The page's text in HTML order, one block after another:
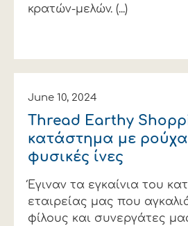
κρατών-μελών. (...)
June 10, 2024
Thread Earthy
κατάστημα με
φυσικές ίνες
Έγιναν τα εγκαίνια του
εταιρείας μας που
φίλους και συνεργάτες